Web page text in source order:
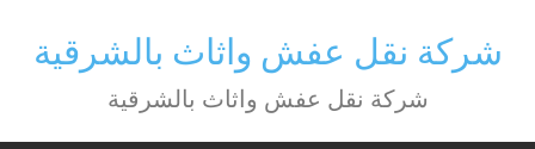
contentشركة نقل عفش واثاث بالشرقية
شركة نقل عفش واثاث بالشرقية